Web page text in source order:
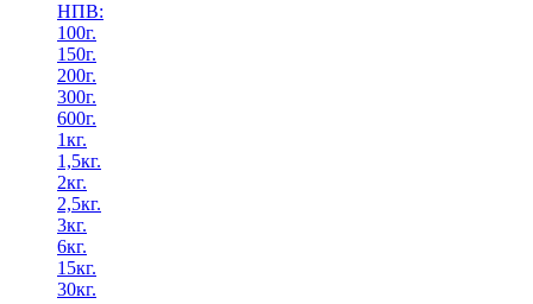
НПВ:
100г.
150г.
200г.
300г.
600г.
1кг.
1,5кг.
2кг.
2,5кг.
3кг.
6кг.
15кг.
30кг.